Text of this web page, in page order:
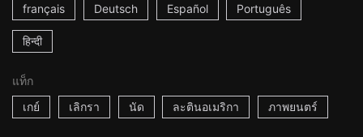
français Deutsch Español Português
हिन्दी
แท็ก
เกย์
เลิกรา นัด ละตินอเมริกา ภาพยนตร์